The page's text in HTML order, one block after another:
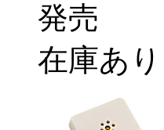
発売
在庫あり